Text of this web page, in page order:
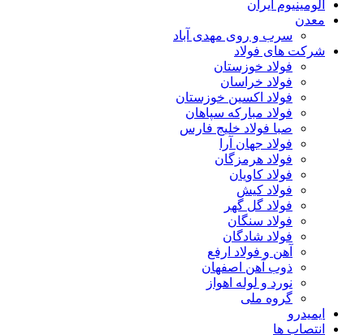
آلومینیوم ایران
معدن
سرب و روی مهدی آباد
شرکت های فولاد
فولاد خوزستان
فولاد خراسان
فولاد اکسین خوزستان
فولاد مبارکه سپاهان
صبا فولاد خلیج فارس
فولاد جهان آرا
فولاد هرمزگان
فولاد کاویان
فولاد کیش
فولاد گل گهر
فولاد سنگان
فولاد شادگان
آهن و فولاد ارفع
ذوب آهن اصفهان
نورد و لوله اهواز
گروه ملی
ایمیدرو
انتصاب ها